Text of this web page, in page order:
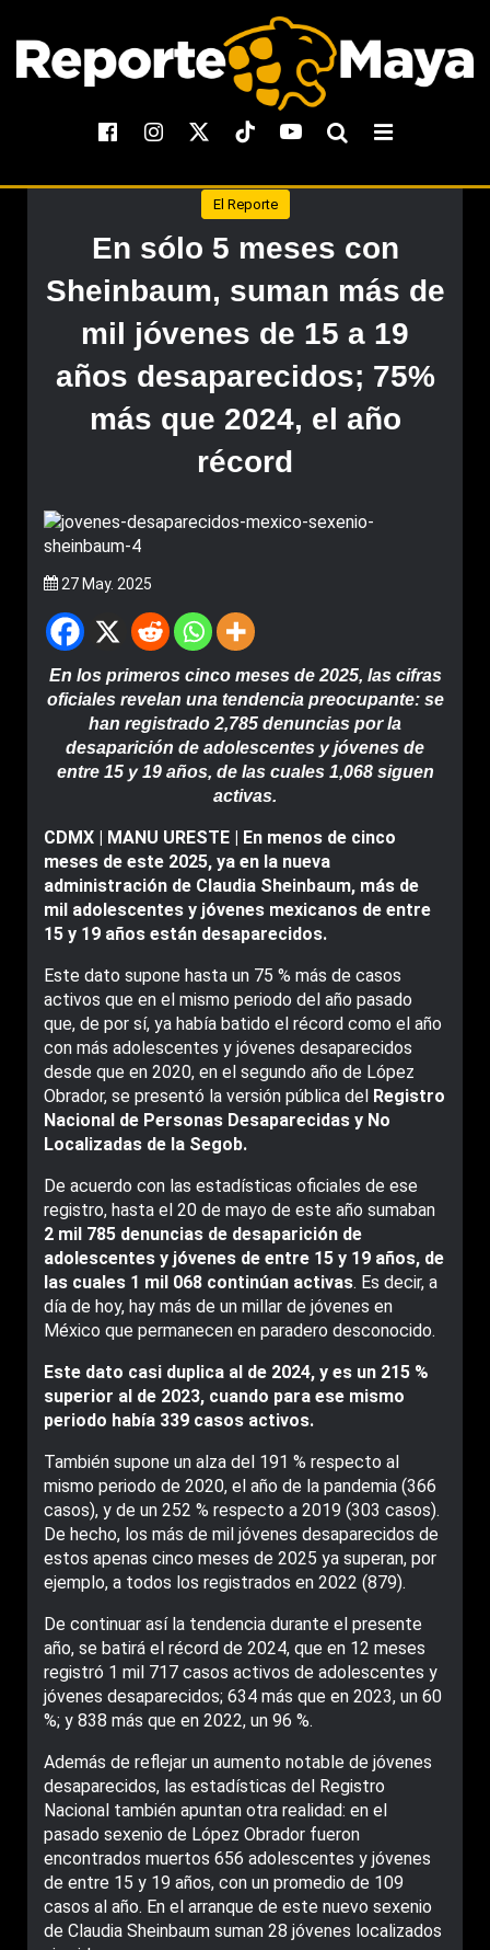
El Reporte
En sólo 5 meses con
Sheinbaum, suman más de
mil jóvenes de 15 a 19
años desaparecidos; 75%
más que 2024, el año
récord
27 May. 2025
En los primeros cinco meses de 2025, las cifras
oficiales revelan una tendencia preocupante: se
han registrado 2,785 denuncias por la
desaparición de adolescentes y jóvenes de
entre 15 y 19 años, de las cuales 1,068 siguen
activas.
CDMX | MANU URESTE | En menos de cinco
meses de este 2025, ya en la nueva
administración de Claudia Sheinbaum, más de
mil adolescentes y jóvenes mexicanos de entre
15 y 19 años están desaparecidos.
Este dato supone hasta un 75 % más de casos
activos que en el mismo periodo del año pasado
que, de por sí, ya había batido el récord como el año
con más adolescentes y jóvenes desaparecidos
desde que en 2020, en el segundo año de López
Obrador, se presentó la versión pública del Registro
Nacional de Personas Desaparecidas y No
Localizadas de la Segob.
De acuerdo con las estadísticas oficiales de ese
registro, hasta el 20 de mayo de este año sumaban
2 mil 785 denuncias de desaparición de
adolescentes y jóvenes de entre 15 y 19 años, de
las cuales 1 mil 068 continúan activas. Es decir, a
día de hoy, hay más de un millar de jóvenes en
México que permanecen en paradero desconocido.
Este dato casi duplica al de 2024, y es un 215 %
superior al de 2023, cuando para ese mismo
periodo había 339 casos activos.
También supone un alza del 191 % respecto al
mismo periodo de 2020, el año de la pandemia (366
casos), y de un 252 % respecto a 2019 (303 casos).
De hecho, los más de mil jóvenes desaparecidos de
estos apenas cinco meses de 2025 ya superan, por
ejemplo, a todos los registrados en 2022 (879).
De continuar así la tendencia durante el presente
año, se batirá el récord de 2024, que en 12 meses
registró 1 mil 717 casos activos de adolescentes y
jóvenes desaparecidos; 634 más que en 2023, un 60
%; y 838 más que en 2022, un 96 %.
Además de reflejar un aumento notable de jóvenes
desaparecidos, las estadísticas del Registro
Nacional también apuntan otra realidad: en el
pasado sexenio de López Obrador fueron
encontrados muertos 656 adolescentes y jóvenes
de entre 15 y 19 años, con un promedio de 109
casos al año. En el arranque de este nuevo sexenio
de Claudia Sheinbaum suman 28 jóvenes localizados